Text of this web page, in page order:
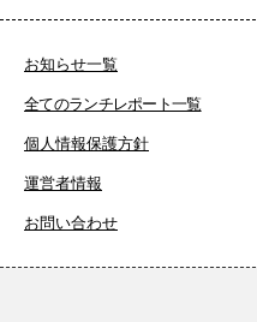
お知らせ一覧
全てのランチレポート一覧
個人情報保護方針
運営者情報
お問い合わせ